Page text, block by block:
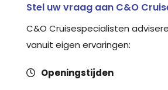
Stel uw vraag aan C&O
C&O Cruisespecialisten
vanuit eigen ervaringen:
Openingstijden